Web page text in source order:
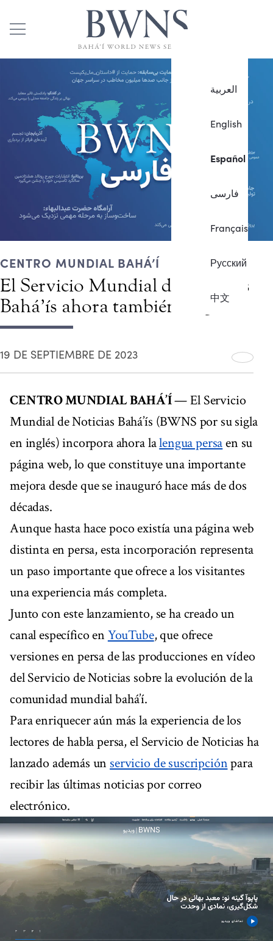
العربية
English
Español
فارسی
Français
Русский
中文
CENTRO MUNDIAL BAHÁ’Í
El Servicio Mundial de Noticias
Bahá’ís ahora también en persa
19 DE SEPTIEMBRE DE 2023
CENTRO MUNDIAL BAHÁ’Í— El Servicio
Mundial de Noticias Bahá’ís (BWNS por su sigla
en inglés) incorpora ahora lalengua persaen su
página web, lo que constituye una importante
mejora desde que se inauguró hace más de dos
décadas.
Aunque hasta hace poco existía una página web
distinta en persa, esta incorporación representa
un paso importante que ofrece a los visitantes
una experiencia más completa.
Junto con este lanzamiento, se ha creado un
canal específico en YouTube, que ofrece
versiones en persa de las producciones en vídeo
del Servicio de Noticias sobre la evolución de la
comunidad mundial bahá’í.
Para enriquecer aún más la experiencia de los
lectores de habla persa, el Servicio de Noticias ha
lanzado además un servicio de suscripciónpara
recibir las últimas noticias por correo
electrónico.